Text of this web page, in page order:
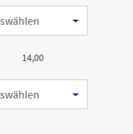
14,00